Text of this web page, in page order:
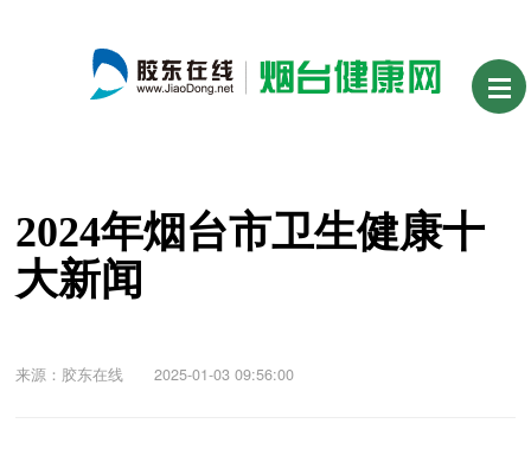
2024年烟台市卫生健康十
大新闻
来源：胶东在线 2025-01-03 09:56:00